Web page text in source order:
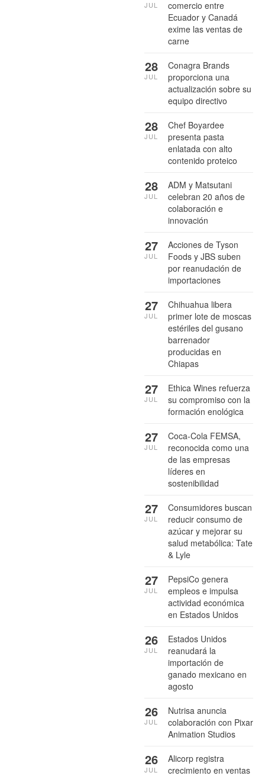
comercio entre
Ecuador y Canadá
exime las ventas de
carne
JUL
Conagra Brands
proporciona una
actualización sobre su
equipo directivo
28
JUL
Chef Boyardee
presenta pasta
enlatada con alto
contenido proteico
28
JUL
ADM y Matsutani
celebran 20 años de
colaboración e
innovación
28
JUL
Acciones de Tyson
Foods y JBS suben
por reanudación de
importaciones
27
JUL
Chihuahua libera
primer lote de moscas
estériles del gusano
barrenador
producidas en
Chiapas
27
JUL
Ethica Wines refuerza
su compromiso con la
formación enológica
27
JUL
Coca-Cola FEMSA,
reconocida como una
de las empresas
líderes en
sostenibilidad
27
JUL
Consumidores buscan
reducir consumo de
azúcar y mejorar su
salud metabólica: Tate
& Lyle
27
JUL
PepsiCo genera
empleos e impulsa
actividad económica
en Estados Unidos
27
JUL
Estados Unidos
reanudará la
importación de
ganado mexicano en
agosto
26
JUL
Nutrisa anuncia
colaboración con Pixar
Animation Studios
26
JUL
Alicorp registra
crecimiento en ventas
26
JUL